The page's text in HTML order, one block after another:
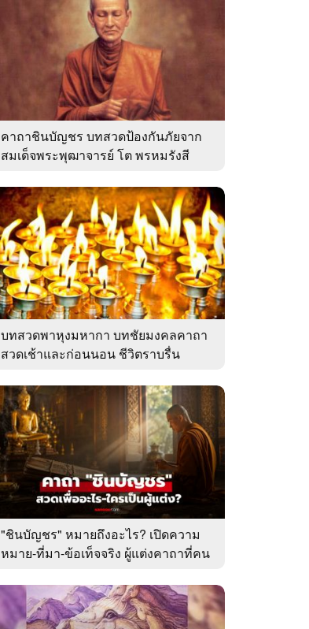
คาถาชินบัญชร บทสวดป้องกันภัยจาก
สมเด็จพระพุฒาจารย์ โต พรหมรังสี
บทสวดพาหุงมหากา บทชัยมงคลคาถา
สวดเช้าและก่อนนอน ชีวิตราบรื่น
"ชินบัญชร" หมายถึงอะไร? เปิดความ
หมาย-ที่มา-ข้อเท็จจริง ผู้แต่งคาถาที่คน